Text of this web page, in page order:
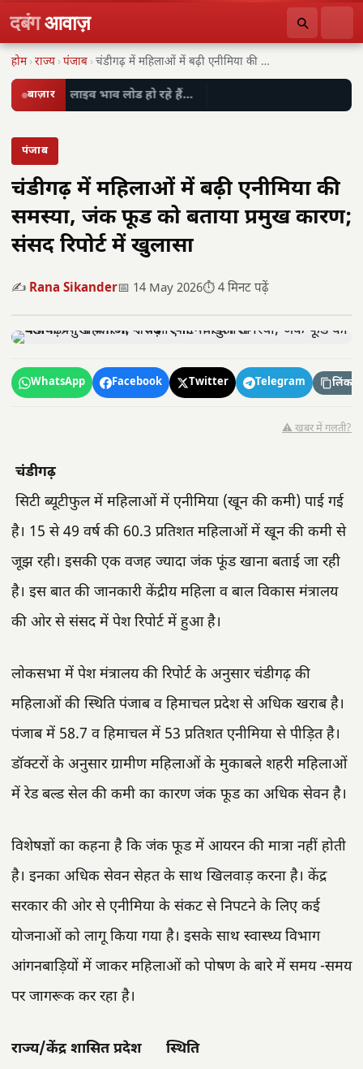
दबंगआवाज़
होम ›राज्य ›पंजाब › चंडीगढ़ में महिलाओं में बढ़ी एनीमिया की समस्या,…
बाज़ार लाइव भाव लोड हो रहे हैं…
पंजाब
चंडीगढ़ में महिलाओं में बढ़ी एनीमिया की
समस्या, जंक फूड को बताया प्रमुख कारण;
संसद रिपोर्ट में खुलासा
✍️ Rana Sikander📅 14 May 2026⏱️ 4 मिनट पढ़ें
WhatsApp Facebook Twitter Telegram लिंक
⚠️ खबर में गलती?
चंडीगढ़
सिटी ब्यूटीफुल में महिलाओं में एनीमिया (खून की कमी) पाई गई
है। 15 से 49 वर्ष की 60.3 प्रतिशत महिलाओं में खून की कमी से
जूझ रही। इसकी एक वजह ज्यादा जंक फूंड खाना बताई जा रही
है। इस बात की जानकारी केंद्रीय महिला व बाल विकास मंत्रालय
की ओर से संसद में पेश रिपोर्ट में हुआ है।
लाेकसभा में पेश मंत्रालय की रिपोर्ट के अनुसार चंडीगढ़ की
महिलाओं की स्थिति पंजाब व हिमाचल प्रदेश से अधिक खराब है।
पंजाब में 58.7 व हिमाचल में 53 प्रतिशत एनीमिया से पीड़ित है।
डॉक्टरों के अनुसार ग्रामीण महिलाओं के मुकाबले शहरी महिलाओं
में रेड बल्ड सेल की कमी का कारण जंक फूड का अधिक सेवन है।
विशेषज्ञों का कहना है कि जंक फूड में आयरन की मात्रा नहीं होती
है। इनका अधिक सेवन सेहत के साथ खिलवाड़ करना है। केंद्र
सरकार की ओर से एनीमिया के संकट से निपटने के लिए कई
योजनाओं को लागू किया गया है। इसके साथ स्वास्थ्य विभाग
आंगनबाड़ियों में जाकर महिलाओं को पोषण के बारे में समय -समय
पर जागरूक कर रहा है।
राज्य/केंद्र शासित प्रदेश स्थिति